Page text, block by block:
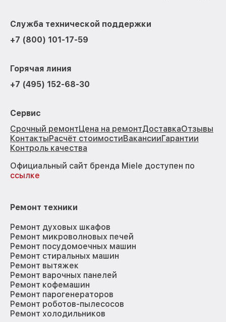
Служба технической поддержки
+7 (800) 101-17-59
Горячая линия
+7 (495) 152-68-30
Сервис
Срочный ремонтЦена на ремонтДоставкаОтзывы
КонтактыРасчёт стоимостиВакансииГарантии
Контроль качества
Официальный сайт бренда Miele доступен по
ссылке
Ремонт техники
Ремонт духовых шкафов
Ремонт микроволновых печей
Ремонт посудомоечных машин
Ремонт стиральных машин
Ремонт вытяжек
Ремонт варочных панелей
Ремонт кофемашин
Ремонт парогенераторов
Ремонт роботов-пылесосов
Ремонт холодильников